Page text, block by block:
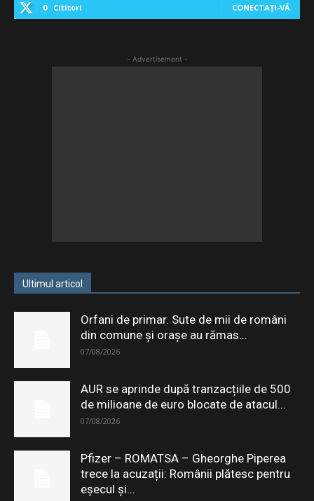
0 Cititori CONECTAȚI-VĂ
- Advertisement -
Ultimul articol
Orfani de primar. Sute de mii de români
din comune și orașe au rămas...
07/08/2026
AUR se aprinde după tranzacțiile de 500
de milioane de euro blocate de atacul...
07/08/2026
Pfizer – ROMATSA – Gheorghe Piperea
trece la acuzații: Românii plătesc pentru
eşecul şi...